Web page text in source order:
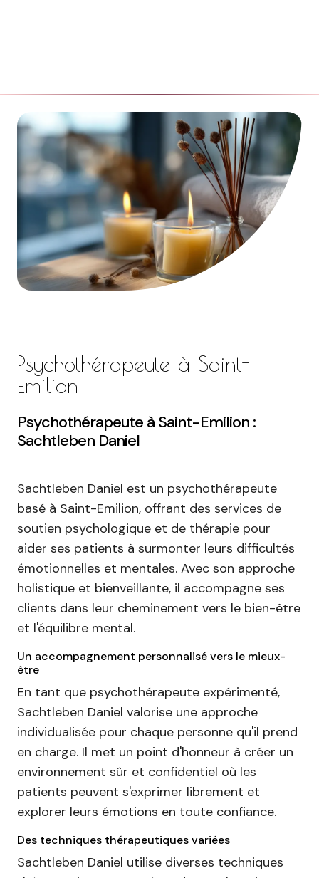
Psychothérapeute à Saint-
Emilion
Psychothérapeute à Saint-Emilion :
Sachtleben Daniel
Sachtleben Daniel est un psychothérapeute
basé à Saint-Emilion, offrant des services de
soutien psychologique et de thérapie pour
aider ses patients à surmonter leurs difficultés
émotionnelles et mentales. Avec son approche
holistique et bienveillante, il accompagne ses
clients dans leur cheminement vers le bien-être
et l'équilibre mental.
Un accompagnement personnalisé vers le mieux-
être
En tant que psychothérapeute expérimenté,
Sachtleben Daniel valorise une approche
individualisée pour chaque personne qu'il prend
en charge. Il met un point d'honneur à créer un
environnement sûr et confidentiel où les
patients peuvent s'exprimer librement et
explorer leurs émotions en toute confiance.
Des techniques thérapeutiques variées
Sachtleben Daniel utilise diverses techniques